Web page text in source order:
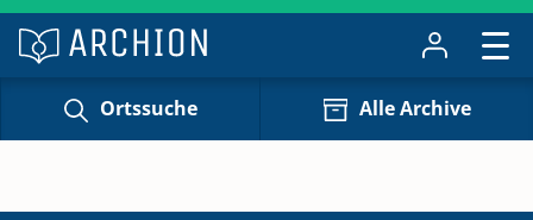
Ortssuche Alle Archive